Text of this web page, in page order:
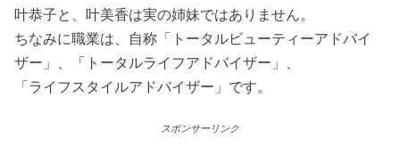
叶恭子と、叶美香は実の姉妹ではありません。
ちなみに職業は、自称「トータルビューティーアドバイ
ザー」、「トータルライフアドバイザー」、
「ライフスタイルアドバイザー」です。
スポンサーリンク